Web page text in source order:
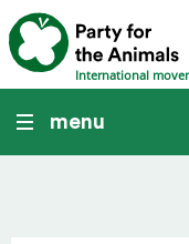
International
menu